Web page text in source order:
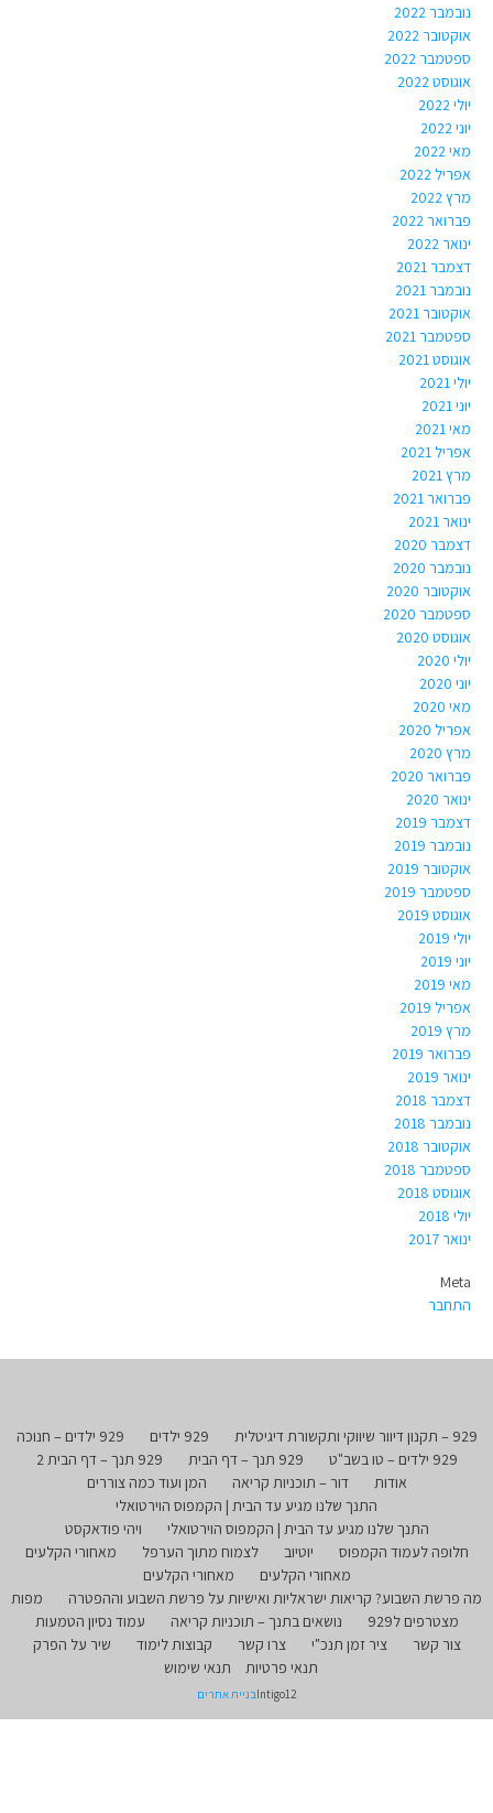
נובמבר 2022
אוקטובר 2022
ספטמבר 2022
אוגוסט 2022
יולי 2022
יוני 2022
מאי 2022
אפריל 2022
מרץ 2022
פברואר 2022
ינואר 2022
דצמבר 2021
נובמבר 2021
אוקטובר 2021
ספטמבר 2021
אוגוסט 2021
יולי 2021
יוני 2021
מאי 2021
אפריל 2021
מרץ 2021
פברואר 2021
ינואר 2021
דצמבר 2020
נובמבר 2020
אוקטובר 2020
ספטמבר 2020
אוגוסט 2020
יולי 2020
יוני 2020
מאי 2020
אפריל 2020
מרץ 2020
פברואר 2020
ינואר 2020
דצמבר 2019
נובמבר 2019
אוקטובר 2019
ספטמבר 2019
אוגוסט 2019
יולי 2019
יוני 2019
מאי 2019
אפריל 2019
מרץ 2019
פברואר 2019
ינואר 2019
דצמבר 2018
נובמבר 2018
אוקטובר 2018
ספטמבר 2018
אוגוסט 2018
יולי 2018
ינואר 2017
Meta
התחבר
929 – תקנון דיוור שיווקי ותקשורת דיגיטלית 929 ילדים
929 ילדים – חנוכה
929 ילדים – טו בשב"ט
929 תנך – דף הבית
929 תנך – דף הבית 2
אודות
דור – תוכניות קריאה
המן ועוד כמה צוררים
התנך שלנו מגיע עד הבית | הקמפוס הוירטואלי
התנך שלנו מגיע עד הבית | הקמפוס הוירטואלי
ויהי פודאקסט
חלופה לעמוד הקמפוס
יוטיוב לצמוח מתוך הערפל
מאחורי הקלעים
מאחורי הקלעים
מאחורי הקלעים
מה פרשת השבוע? קריאות ישראליות ואישיות על פרשת השבוע וההפטרה
מפות
מצטרפים ל929
נושאים בתנך – תוכניות קריאה
עמוד נסיון הטמעות
צור קשר
ציר זמן תנכ"י צרו קשר קבוצות לימוד
שיר על הפרק
תנאי פרטיות
תנאי שימוש
Intigo12בניית אתרים